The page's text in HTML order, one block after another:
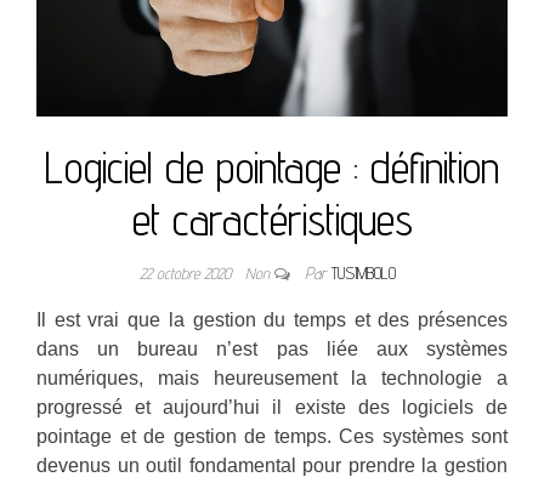
Logiciel de pointage : définition
et caractéristiques
22 octobre 2020 Non ParTUSIMBOLO
Il est vrai que la gestion du temps et des présences
dans un bureau n’est pas liée aux systèmes
numériques, mais heureusement la technologie a
progressé et aujourd’hui il existe des logiciels de
pointage et de gestion de temps. Ces systèmes sont
devenus un outil fondamental pour prendre la gestion